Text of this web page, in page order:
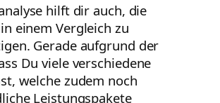
hilft dir auch, die
einem Vergleich zu
Gerade aufgrund der
Du viele verschiedene
welche zudem noch
Leistungspakete